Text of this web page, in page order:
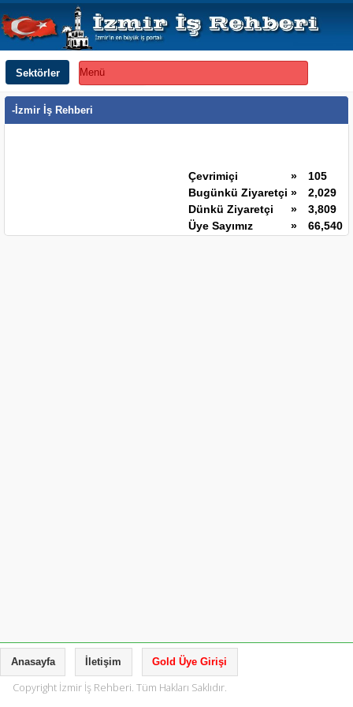
Sektörler Menü
-İzmir İş Rehberi
Çevrimiçi »
105
Bugünkü Ziyaretçi »
2,029
Dünkü Ziyaretçi
»
3,809
Üye Sayımız
» 66,540
Anasayfa İletişim Gold Üye Girişi
Copyright İzmir İş Rehberi. Tüm Hakları Saklıdır.